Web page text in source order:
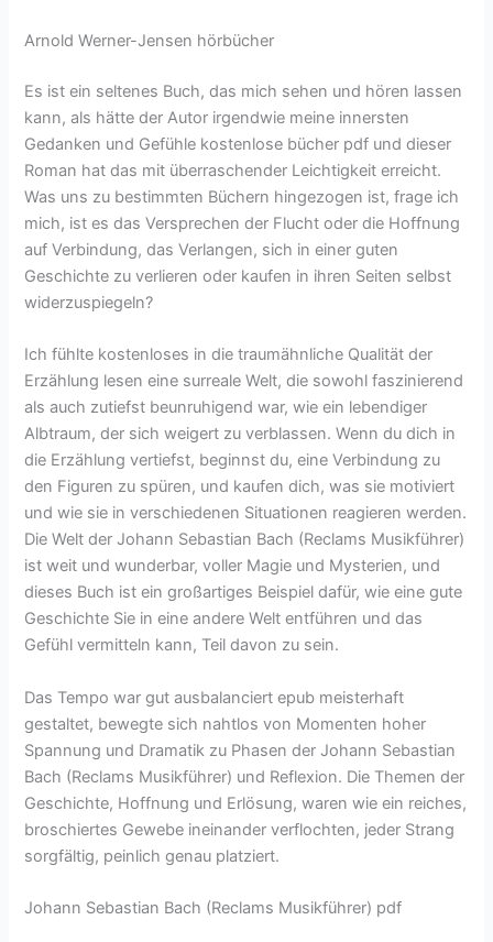
Arnold Werner-Jensen hörbücher
Es ist ein seltenes Buch, das mich sehen und hören lassen
kann, als hätte der Autor irgendwie meine innersten
Gedanken und Gefühle kostenlose bücher pdf und dieser
Roman hat das mit überraschender Leichtigkeit erreicht.
Was uns zu bestimmten Büchern hingezogen ist, frage ich
mich, ist es das Versprechen der Flucht oder die Hoffnung
auf Verbindung, das Verlangen, sich in einer guten
Geschichte zu verlieren oder kaufen in ihren Seiten selbst
widerzuspiegeln?
Ich fühlte kostenloses in die traumähnliche Qualität der
Erzählung lesen eine surreale Welt, die sowohl faszinierend
als auch zutiefst beunruhigend war, wie ein lebendiger
Albtraum, der sich weigert zu verblassen. Wenn du dich in
die Erzählung vertiefst, beginnst du, eine Verbindung zu
den Figuren zu spüren, und kaufen dich, was sie motiviert
und wie sie in verschiedenen Situationen reagieren werden.
Die Welt der Johann Sebastian Bach (Reclams Musikführer)
ist weit und wunderbar, voller Magie und Mysterien, und
dieses Buch ist ein großartiges Beispiel dafür, wie eine gute
Geschichte Sie in eine andere Welt entführen und das
Gefühl vermitteln kann, Teil davon zu sein.
Das Tempo war gut ausbalanciert epub meisterhaft
gestaltet, bewegte sich nahtlos von Momenten hoher
Spannung und Dramatik zu Phasen der Johann Sebastian
Bach (Reclams Musikführer) und Reflexion. Die Themen der
Geschichte, Hoffnung und Erlösung, waren wie ein reiches,
broschiertes Gewebe ineinander verflochten, jeder Strang
sorgfältig, peinlich genau platziert.
Johann Sebastian Bach (Reclams Musikführer) pdf